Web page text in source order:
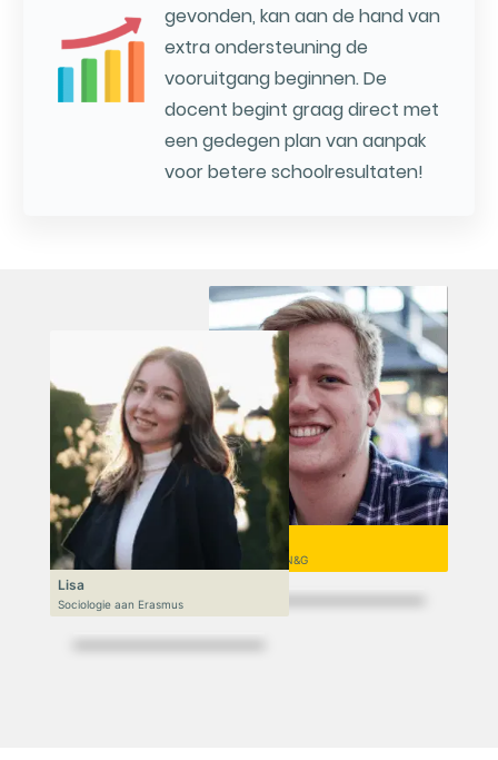
gevonden, kan aan de hand van
extra ondersteuning de
vooruitgang beginnen. De
docent begint graag direct met
een gedegen plan van aanpak
voor betere schoolresultaten!
Niek
VWO 6, N&T/N&G
Lisa
Sociologie aan Erasmus